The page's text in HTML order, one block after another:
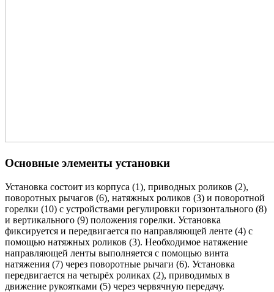
Основные элементы установки
Установка состоит из корпуса (1), приводных роликов (2),
поворотных рычагов (6), натяжных роликов (3) и поворотной
горелки (10) с устройствами регулировки горизонтального (8)
и вертикального (9) положения горелки. Установка
фиксируется и передвигается по направляющей ленте (4) с
помощью натяжных роликов (3). Необходимое натяжение
направляющей ленты выполняется с помощью винта
натяжения (7) через поворотные рычаги (6). Установка
передвигается на четырёх роликах (2), приводимых в
движение рукоятками (5) через червячную передачу.